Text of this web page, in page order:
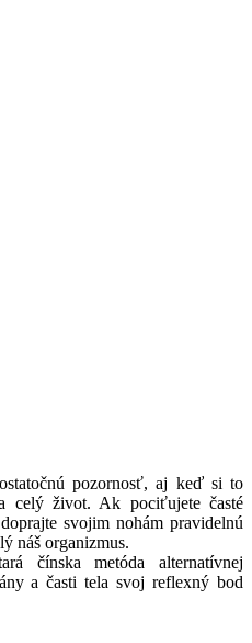
pozornosť, aj keď si to
celý život. Ak pociťujete časté
svojim nohám pravidelnú
náš organizmus.
čínska metóda alternatívnej
a časti tela svoj reflexný bod